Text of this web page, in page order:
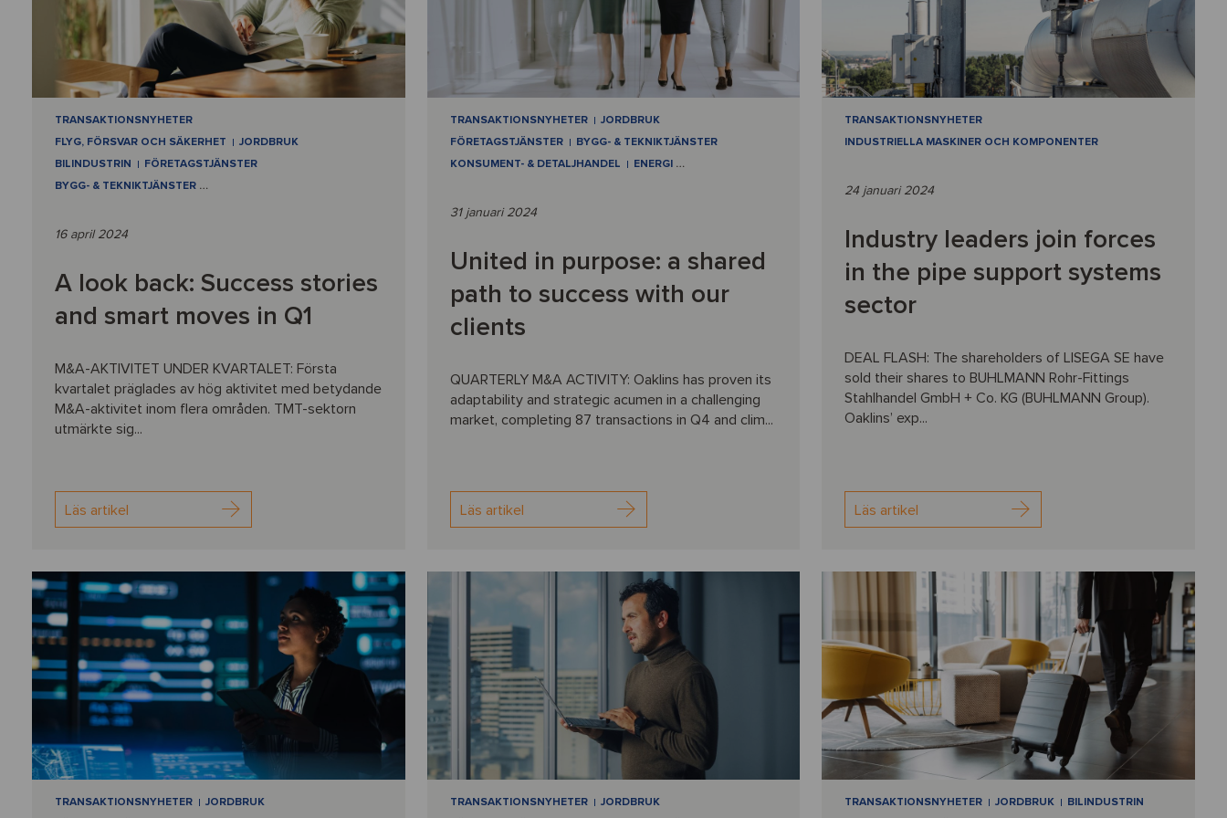
TRANSAKTIONSNYHETER
FLYG, FÖRSVAR OCH SÄKERHET
JORDBRUK
BILINDUSTRIN
FÖRETAGSTJÄNSTER
BYGG- & TEKNIKTJÄNSTER …
16 april 2024
A look back: Success stories
and smart moves in Q1
M&A-AKTIVITET UNDER KVARTALET: Första
kvartalet präglades av hög aktivitet med betydande
M&A-aktivitet inom flera områden. TMT-sektorn
utmärkte sig...
Läs artikel
TRANSAKTIONSNYHETER
JORDBRUK
FÖRETAGSTJÄNSTER
BYGG- & TEKNIKTJÄNSTER
KONSUMENT- & DETALJHANDEL
ENERGI …
31 januari 2024
United in purpose: a shared
path to success with our
clients
QUARTERLY M&A ACTIVITY: Oaklins has proven its
adaptability and strategic acumen in a challenging
market, completing 87 transactions in Q4 and clim...
Läs artikel
TRANSAKTIONSNYHETER
INDUSTRIELLA MASKINER OCH KOMPONENTER
24 januari 2024
Industry leaders join forces
in the pipe support systems
sector
DEAL FLASH: The shareholders of LISEGA SE have
sold their shares to BUHLMANN Rohr-Fittings
Stahlhandel GmbH + Co. KG (BUHLMANN Group).
Oaklins’ exp...
Läs artikel
TRANSAKTIONSNYHETER
JORDBRUK
TRANSAKTIONSNYHETER
JORDBRUK
TRANSAKTIONSNYHETER JORDBRUK
BILINDUSTRIN